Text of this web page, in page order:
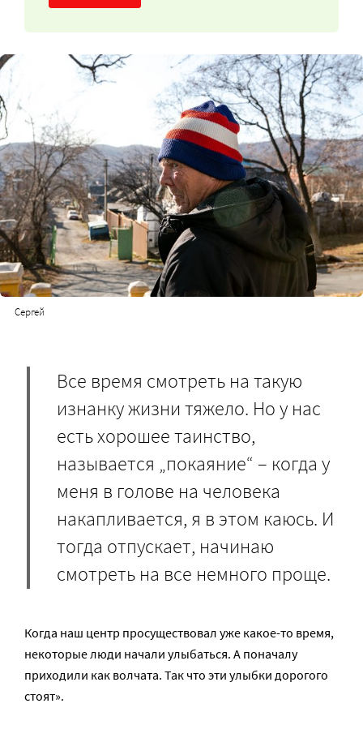
Сергей
Все время смотреть на такую
изнанку жизни тяжело. Но у нас
есть хорошее таинство,
называется „покаяние“ – когда у
меня в голове на человека
накапливается, я в этом каюсь. И
тогда отпускает, начинаю
смотреть на все немного проще.
Когда наш центр просуществовал уже какое-то время,
некоторые люди начали улыбаться. А поначалу
приходили как волчата. Так что эти улыбки дорогого
стоят».